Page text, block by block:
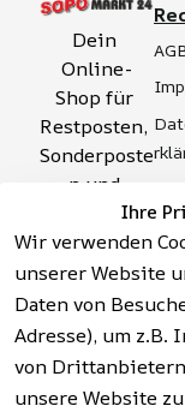
Ihre
Wir verwenden
unserer Website
Daten von
Adresse), um
von
unsere Website
Dein
Online-
Shop für
Restposten,
Sonderposte
n und
Aktionsartik
el rund um
Werkzeuge,
Garten,
Haushalt
und mehr.
t